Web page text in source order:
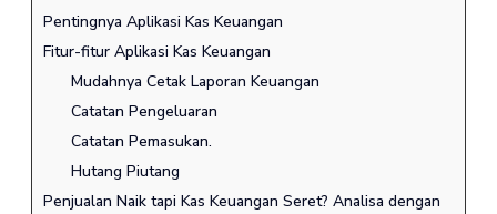
Pentingnya Aplikasi Kas Keuangan
Fitur-fitur Aplikasi Kas Keuangan
Mudahnya Cetak Laporan Keuangan
Catatan Pengeluaran
Catatan Pemasukan.
Hutang Piutang
Penjualan Naik tapi Kas Keuangan Seret? Analisa dengan